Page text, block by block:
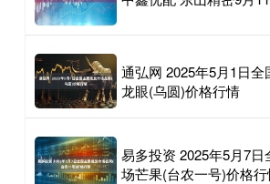
通弘网 2025年5月1日
龙眼(乌圆)价格行情
易多投资 2025年5月7
场芒果(台农一号)价格